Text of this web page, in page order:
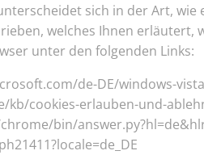
sich in der Art,
welches Ihnen erläutert,
unter den folgenden Links:
de-DE/windows-
cookies-erlauben-und-
bin/